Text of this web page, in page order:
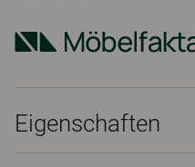
Eigenschaften